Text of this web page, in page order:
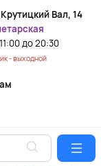
Вал, 14
до 20:30
- выходной